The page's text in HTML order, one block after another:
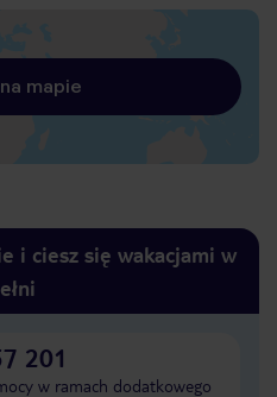
mapie
i ciesz się wakacjami w
201
w ramach dodatkowego